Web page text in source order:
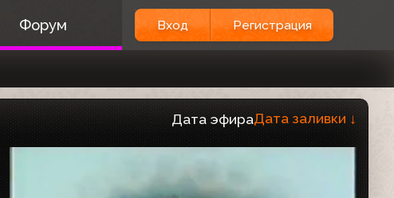
Форум Вход Регистрация
Дата эфираДата заливки ↓